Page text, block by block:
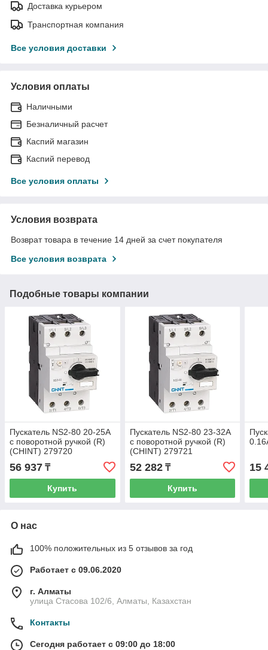
Доставка курьером
Транспортная компания
Все условия доставки
Условия оплаты
Наличными
Безналичный расчет
Каспий магазин
Каспий перевод
Все условия оплаты
Условия возврата
Возврат товара в течение 14 дней за счет покупателя
Все условия возврата
Подобные товары компании
Пускатель NS2-80 20-25A
с поворотной ручкой (R)
(CHINT) 279720
56 937 ₸
Купить
Пускатель NS2-80 23-32A
с поворотной ручкой (R)
(CHINT) 279721
52 282₸
Купить
15
О нас
100% положительных из 5 отзывов за год
Работает с 09.06.2020
г. Алматы
улица Стасова 102/6, Алматы, Казахстан
Контакты
Сегодня работает с 09:00 до 18:00